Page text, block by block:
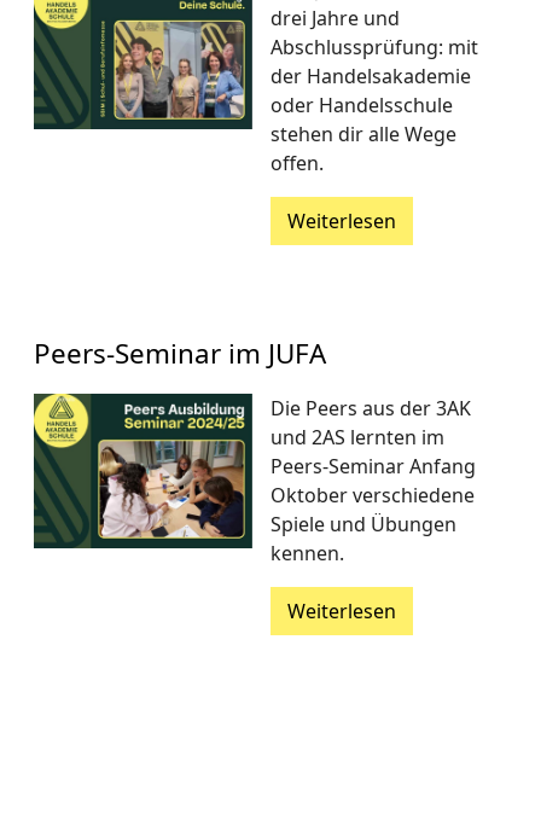
drei Jahre und
Abschlussprüfung: mit
der Handelsakademie
oder Handelsschule
stehen dir alle Wege
offen.
Weiterlesen
Peers-Seminar im JUFA
Die Peers aus der 3AK
und 2AS lernten im
Peers-Seminar Anfang
Oktober verschiedene
Spiele und Übungen
kennen.
Weiterlesen